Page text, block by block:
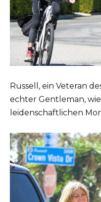
Russell, ein Veteran
echter Gentleman,
leidenschaftlichen